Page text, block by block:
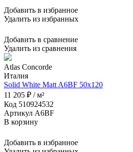
Добавить в избранное
Удалить из избранных
Добавить в сравнение
Удалить из сравнения
Atlas Concorde
Италия
Solid White Matt A6BF 50x120
11 205 ₽ / м²
Код 510924532
Артикул A6BF
В корзину
Добавить в избранное